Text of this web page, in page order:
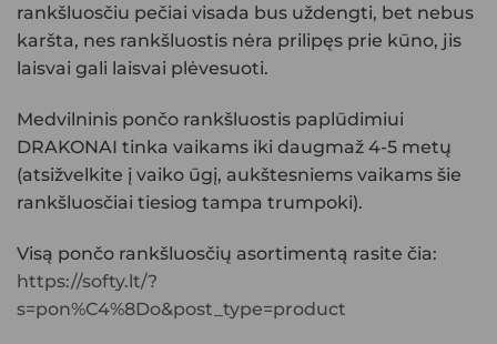
rankšluosčiu pečiai visada bus uždengti, bet nebus
karšta, nes rankšluostis nėra prilipęs prie kūno, jis
laisvai gali laisvai plėvesuoti.
Medvilninis pončo rankšluostis paplūdimiui
DRAKONAI tinka vaikams iki daugmaž 4-5 metų
(atsižvelkite į vaiko ūgį, aukštesniems vaikams šie
rankšluosčiai tiesiog tampa trumpoki).
Visą pončo rankšluosčių asortimentą rasite čia:
https://softy.lt/?
s=pon%C4%8Do&post_type=product